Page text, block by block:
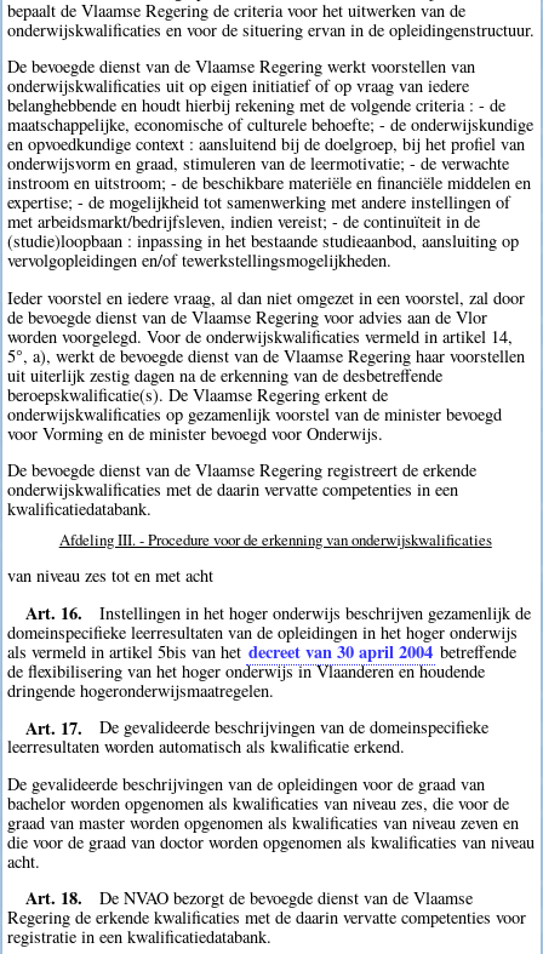
bepaalt de Vlaamse Regering de criteria voor het uitwerken van de
onderwijskwalificaties en voor de situering ervan in de opleidingenstructuur.
De bevoegde dienst van de Vlaamse Regering werkt voorstellen van
onderwijskwalificaties uit op eigen initiatief of op vraag van iedere
belanghebbende en houdt hierbij rekening met de volgende criteria : - de
maatschappelijke, economische of culturele behoefte; - de onderwijskundige
en opvoedkundige context : aansluitend bij de doelgroep, bij het profiel van
onderwijsvorm en graad, stimuleren van de leermotivatie; - de verwachte
instroom en uitstroom; - de beschikbare materiële en financiële middelen en
expertise; - de mogelijkheid tot samenwerking met andere instellingen of
met arbeidsmarkt/bedrijfsleven, indien vereist; - de continuïteit in de
(studie)loopbaan : inpassing in het bestaande studieaanbod, aansluiting op
vervolgopleidingen en/of tewerkstellingsmogelijkheden.
Ieder voorstel en iedere vraag, al dan niet omgezet in een voorstel, zal door
de bevoegde dienst van de Vlaamse Regering voor advies aan de Vlor
worden voorgelegd. Voor de onderwijskwalificaties vermeld in artikel 14,
5°, a), werkt de bevoegde dienst van de Vlaamse Regering haar voorstellen
uit uiterlijk zestig dagen na de erkenning van de desbetreffende
beroepskwalificatie(s). De Vlaamse Regering erkent de
onderwijskwalificaties op gezamenlijk voorstel van de minister bevoegd
voor Vorming en de minister bevoegd voor Onderwijs.
De bevoegde dienst van de Vlaamse Regering registreert de erkende
onderwijskwalificaties met de daarin vervatte competenties in een
kwalificatiedatabank.
Afdeling III. - Procedure voor de erkenning van onderwijskwalificaties
van niveau zes tot en met acht
Art. 16.
Instellingen in het hoger onderwijs beschrijven gezamenlijk de
domeinspecifieke leerresultaten van de opleidingen in het hoger onderwijs
als vermeld in artikel 5bis van het decreet van 30 april 2004 betreffende
de flexibilisering van het hoger onderwijs in Vlaanderen en houdende
dringende hogeronderwijsmaatregelen.
Art. 17.
De gevalideerde beschrijvingen van de domeinspecifieke
leerresultaten worden automatisch als kwalificatie erkend.
De gevalideerde beschrijvingen van de opleidingen voor de graad van
bachelor worden opgenomen als kwalificaties van niveau zes, die voor de
graad van master worden opgenomen als kwalificaties van niveau zeven en
die voor de graad van doctor worden opgenomen als kwalificaties van niveau
acht.
Art. 18.
De NVAO bezorgt de bevoegde dienst van de Vlaamse
Regering de erkende kwalificaties met de daarin vervatte competenties voor
registratie in een kwalificatiedatabank.